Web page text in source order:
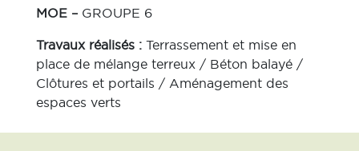
MOE – GROUPE 6
Travaux réalisés : Terrassement et mise en
place de mélange terreux / Béton balayé /
Clôtures et portails / Aménagement des
espaces verts